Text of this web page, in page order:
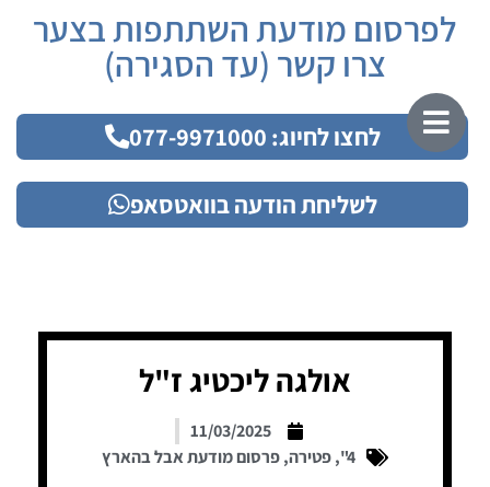
לפרסום מודעת השתתפות בצער
צרו קשר (עד הסגירה)
לחצו לחיוג: 077-9971000
לשליחת הודעה בוואטסאפ
אולגה ליכטיג ז"ל
11/03/2025
4"
,פטירה,פרסום מודעת אבל בהארץ